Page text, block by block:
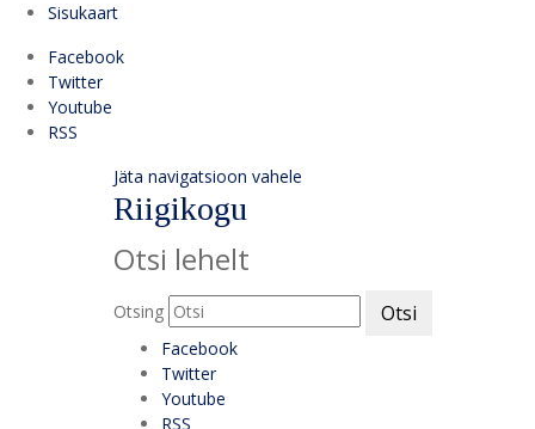
Sisukaart
Facebook
Twitter
Youtube
RSS
Jäta navigatsioon vahele
Riigikogu
Otsi lehelt
Otsing Otsi
Facebook
Twitter
Youtube
RSS